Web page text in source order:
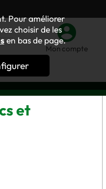
Pour améliorer
choisir de les
en bas de page.
Mon compte
et